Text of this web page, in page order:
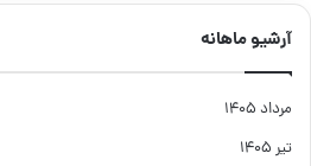
آرشیو ماهانه
مرداد ۱۴۰۵
تیر ۱۴۰۵